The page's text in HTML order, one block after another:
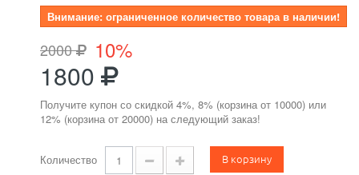
Внимание: ограниченное количество товара в наличии!
2000 10%
1800
Получите купон со скидкой 4%, 8% (корзина от 10000) или
12% (корзина от 20000) на следующий заказ!
Количество В корзину